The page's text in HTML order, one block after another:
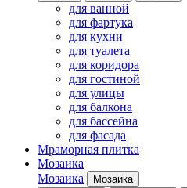
для ванной
для фартука
для кухни
для туалета
для коридора
для гостиной
для улицы
для балкона
для бассейна
для фасада
Мраморная плитка
Мозаика
Мозаика
Мозаика